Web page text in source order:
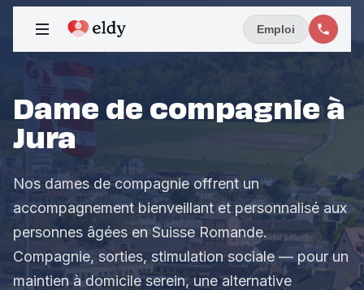
Emploi
Dame de compagnie à
Jura
Nos dames de compagnie offrent un
accompagnement bienveillant et personnalisé aux
personnes âgées en Suisse Romande.
Compagnie, sorties, stimulation sociale — pour un
maintien à domicile serein, une alternative